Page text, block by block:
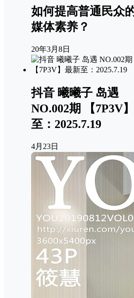
如何提高普通民众
媒体素养？
20年3月8日
抖音 曦曦子 岛遇
NO.002期 【7P3V
至：2025.7.19
4月23日